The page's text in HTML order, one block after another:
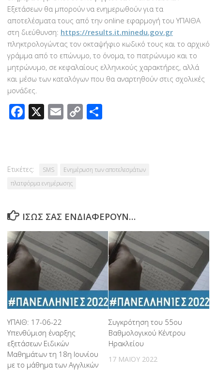
Εξετάσεων θα μπορούν να ενημερωθούν για τα
αποτελέσματα τους από την online εφαρμογή του ΥΠΑΙΘΑ
στη διεύθυνση: https://results.it.minedu.gov.gr
πληκτρολογώντας τον οκταψήφιο κωδικό τους και το αρχικό
γράμμα από το επώνυμο, το όνομα, το πατρώνυμο και το
μητρώνυμο, σε κεφαλαίους ελληνικούς χαρακτήρες, αλλά
και μέσω των καταλόγων που θα αναρτηθούν στις σχολικές
μονάδες.
Facebook
X Email
Copy
Ετικέτες: SMS
Ενημέρωση των αποτελεσμάτων
πλατφόρμα ενημέρωσης
ΊΣΩΣ ΣΑΣ ΕΝΔΙΑΦΈΡΟΥΝ…
ΥΠΑΙΘ: 17-06-22
Υπενθύμιση έναρξης
εξετάσεων Ειδικών
Μαθημάτων τη 18η Ιουνίου
με το μάθημα των Αγγλικών
Συγκρότηση του 55ου
Βαθμολογικού Κέντρου
Ηρακλείου
17 ΜΑΪ́ΟΥ 2022